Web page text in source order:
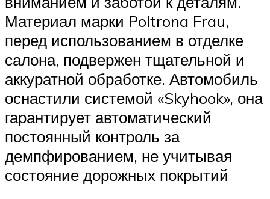
Материал марки Poltrona Frau,
перед использованием в отделке
салона, подвержен тщательной и
аккуратной обработке. Автомобиль
оснастили системой «Skyhook», она
гарантирует автоматический
постоянный контроль за
демпфированием, не учитывая
состояние дорожных покрытий